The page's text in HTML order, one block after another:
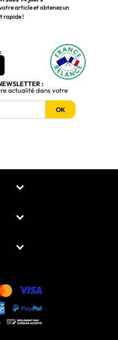
votre article et obtenez un
rapide !
:
actualité dans votre
OK